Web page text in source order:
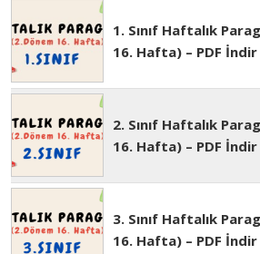
1. Sınıf Haftalık
16. Hafta) – PDF İndir
2. Sınıf Haftalık
16. Hafta) – PDF İndir
3. Sınıf Haftalık
16. Hafta) – PDF İndir